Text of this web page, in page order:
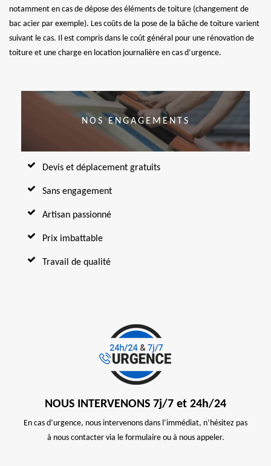
notamment en cas de dépose des éléments de toiture (changement de
bac acier par exemple). Les coûts de la pose de la bâche de toiture varient
suivant le cas. Il est compris dans le coût général pour une rénovation de
toiture et une charge en location journalière en cas d’urgence.
NOS ENGAGEMENTS
Devis et déplacement gratuits
Sans engagement
Artisan passionné
Prix imbattable
Travail de qualité
NOUS INTERVENONS 7j/7 et 24h/24
En cas d’urgence, nous intervenons dans l’immédiat, n’hésitez pas
à nous contacter via le formulaire ou à nous appeler.